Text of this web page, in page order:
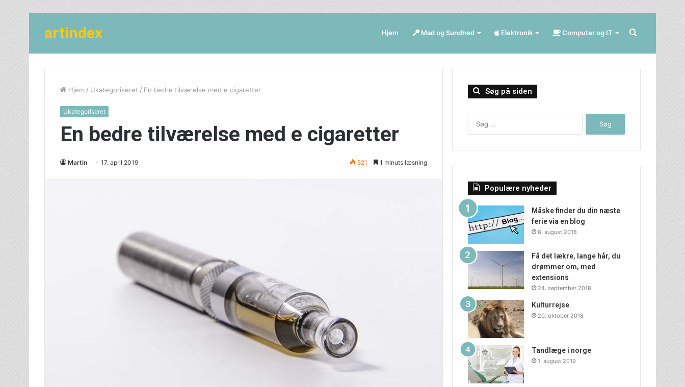
artindex Hjem Mad og Sundhed Elektronik Computer og IT Søg
efter
Hjem / Ukategoriseret / En bedre tilværelse med e cigaretter
Ukategoriseret
En bedre tilværelse med e cigaretter
Martin 17. april 2019 521 1 minuts læsning
Søg på siden
Populære nyheder
Måske finder du din næste
ferie via en blog
8. august 2018
Få det lækre, lange hår, du
drømmer om, med
extensions
24. september 2018
Kulturrejse
20. oktober 2018
Tandlæge i norge
1. august 2019